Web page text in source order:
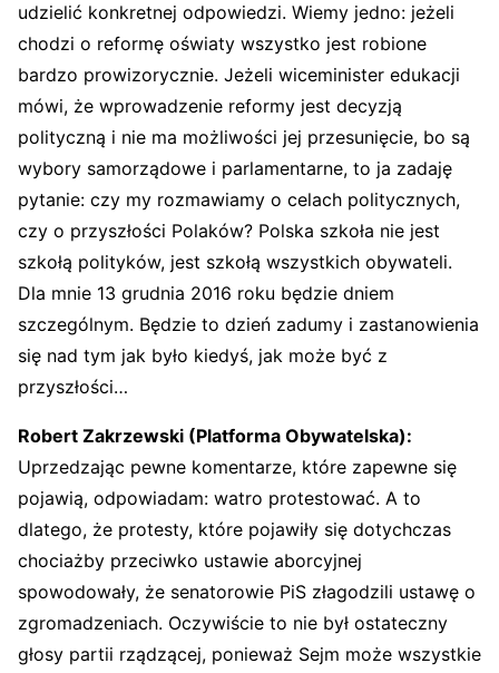
udzielić konkretnej odpowiedzi. Wiemy jedno: jeżeli
chodzi o reformę oświaty wszystko jest robione
bardzo prowizorycznie. Jeżeli wiceminister edukacji
mówi, że wprowadzenie reformy jest decyzją
polityczną i nie ma możliwości jej przesunięcie, bo są
wybory samorządowe i parlamentarne, to ja zadaję
pytanie: czy my rozmawiamy o celach politycznych,
czy o przyszłości Polaków? Polska szkoła nie jest
szkołą polityków, jest szkołą wszystkich obywateli.
Dla mnie 13 grudnia 2016 roku będzie dniem
szczególnym. Będzie to dzień zadumy i zastanowienia
się nad tym jak było kiedyś, jak może być z
przyszłości…
Robert Zakrzewski (Platforma Obywatelska):
Uprzedzając pewne komentarze, które zapewne się
pojawią, odpowiadam: watro protestować. A to
dlatego, że protesty, które pojawiły się dotychczas
chociażby przeciwko ustawie aborcyjnej
spowodowały, że senatorowie PiS złagodzili ustawę o
zgromadzeniach. Oczywiście to nie był ostateczny
głosy partii rządzącej, ponieważ Sejm może wszystkie